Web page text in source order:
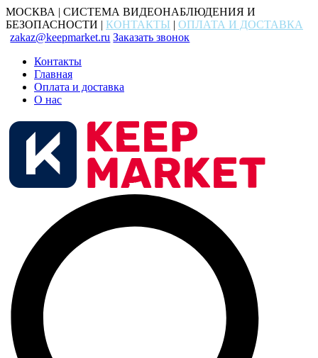
МОСКВА | СИСТЕМА ВИДЕОНАБЛЮДЕНИЯ И
БЕЗОПАСНОСТИ | КОНТАКТЫ | ОПЛАТА И ДОСТАВКА
zakaz@keepmarket.ru Заказать звонок
Контакты
Главная
Оплата и доставка
О нас